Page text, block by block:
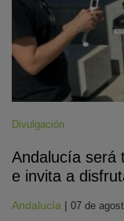
Divulgación
Andalucía será
e invita a
Andalucía | 07 de